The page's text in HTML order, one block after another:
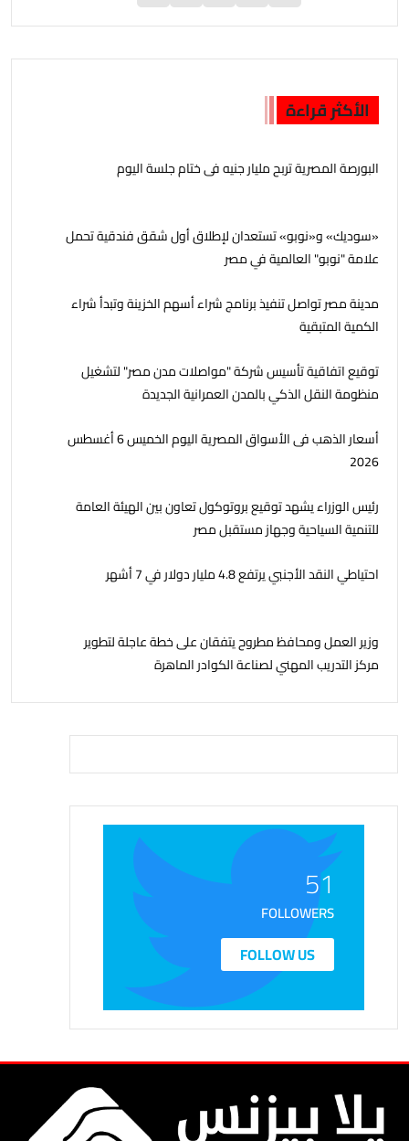
الأكثر قراءة
البورصة المصرية تربح مليار جنيه فى ختام جلسة اليوم
«سوديك» و«نوبو» تستعدان لإطلاق أول شقق فندقية تحمل
علامة "نوبو" العالمية في مصر
مدينة مصر تواصل تنفيذ برنامج شراء أسهم الخزينة وتبدأ شراء
الكمية المتبقية
توقيع اتفاقية تأسيس شركة "مواصلات مدن مصر" لتشغيل
منظومة النقل الذكي بالمدن العمرانية الجديدة
أسعار الذهب فى الأسواق المصرية اليوم الخميس 6 أغسطس
2026
رئيس الوزراء يشهد توقيع بروتوكول تعاون بين الهيئة العامة
للتنمية السياحية وجهاز مستقبل مصر
احتياطي النقد الأجنبي يرتفع 4.8 مليار دولار في 7 أشهر
وزير العمل ومحافظ مطروح يتفقان على خطة عاجلة لتطوير
مركز التدريب المهني لصناعة الكوادر الماهرة
51
FOLLOWERS
FOLLOW US